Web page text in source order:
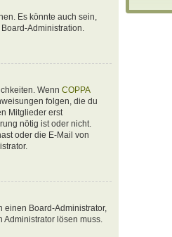
Es könnte auch sein,
Administration.
Wenn COPPA
folgen, die du
Mitglieder erst
nötig ist oder nicht.
oder die E-Mail von
einen Board-Administrator,
Administrator lösen muss.